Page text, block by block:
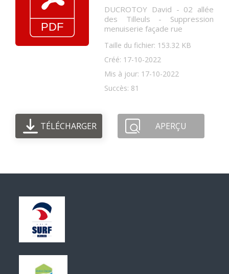
DUCROTOY David - 02 allée
des Tilleuls - Suppression
menuiserie façade rue
Taille du fichier: 153.32 KB
Créé: 17-10-2022
Mis à jour: 17-10-2022
Succès: 81
TÉLÉCHARGER APERÇU